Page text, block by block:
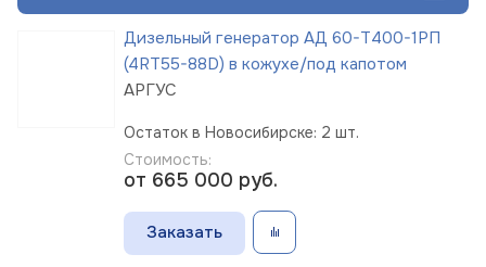
Дизельный генератор АД 60-Т400-1РП
(4RT55-88D) в кожухе/под капотом
АРГУС
Остаток в Новосибирске: 2 шт.
Стоимость:
от 665 000 руб.
Заказать